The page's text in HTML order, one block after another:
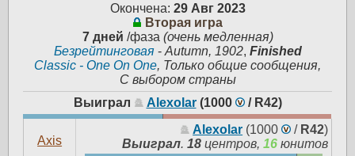
Окончена: 29 Авг 2023
Вторая игра
7 дней /фаза (очень медленная)
Безрейтинговая- Autumn, 1902, Finished
Classic - One On One, Только общие сообщения,
С выбором страны
Выиграл
Alexolar (1000 / R42)
Axis
Alexolar (1000 / R42)
Выиграл.18 центров,16 юнитов